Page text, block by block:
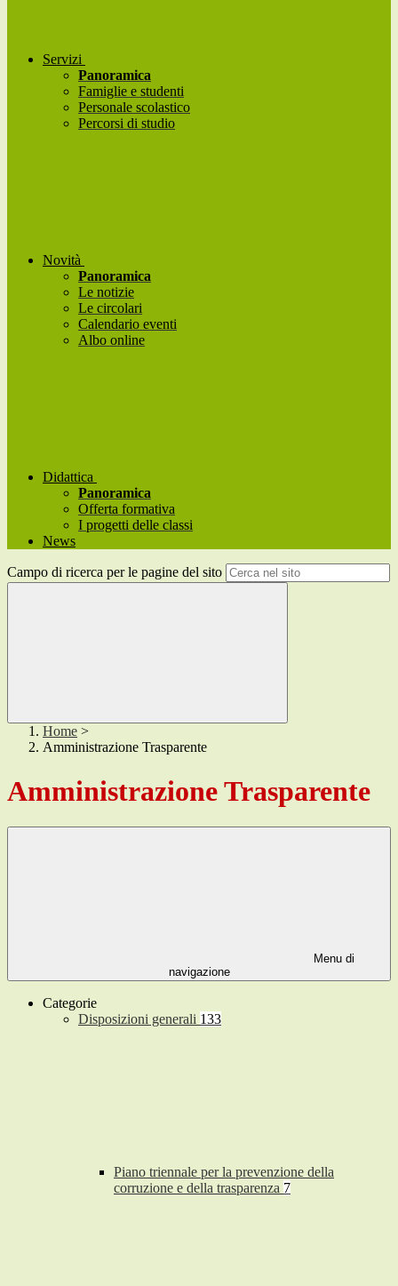
Servizi
Panoramica
Famiglie e studenti
Personale scolastico
Percorsi di studio
Novità
Panoramica
Le notizie
Le circolari
Calendario eventi
Albo online
Didattica
Panoramica
Offerta formativa
I progetti delle classi
News
Campo di ricerca per le pagine del sito
Home >
Amministrazione Trasparente
Amministrazione Trasparente
Menu di
navigazione
Categorie
Disposizioni generali 133
Piano triennale per la prevenzione della
corruzione e della trasparenza 7